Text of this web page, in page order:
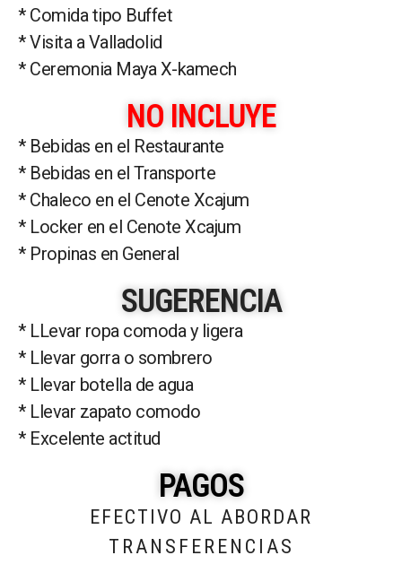
* Comida tipo Buffet
* Visita a Valladolid
* Ceremonia Maya X-kamech
NO INCLUYE
* Bebidas en el Restaurante
* Bebidas en el Transporte
* Chaleco en el Cenote Xcajum
* Locker en el Cenote Xcajum
* Propinas en General
SUGERENCIA
* LLevar ropa comoda y ligera
* Llevar gorra o sombrero
* Llevar botella de agua
* Llevar zapato comodo
* Excelente actitud
PAGOS
EFECTIVO AL ABORDAR
TRANSFERENCIAS